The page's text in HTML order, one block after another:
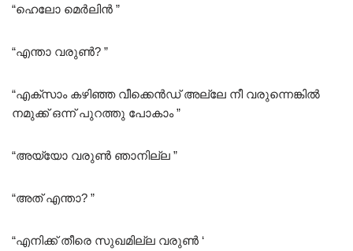
“ഹെലോ മെർലിൻ ”
“എന്താ വരുൺ? ”
“എക്സാം കഴിഞ്ഞ വീക്കെൻഡ് അല്ലേ നീ വരുന്നെങ്കിൽ
നമുക്ക് ഒന്ന് പുറത്തു പോകാം ”
“അയ്യോ വരുൺ ഞാനില്ല ”
“അത് എന്താ? ”
“എനിക്ക് തീരെ സുഖമില്ല വരുൺ ‘